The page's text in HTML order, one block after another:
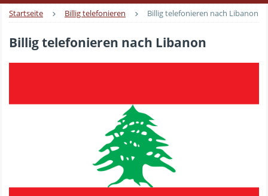
Startseite Billig telefonieren Billig telefonieren nach Libanon
Billig telefonieren nach Libanon